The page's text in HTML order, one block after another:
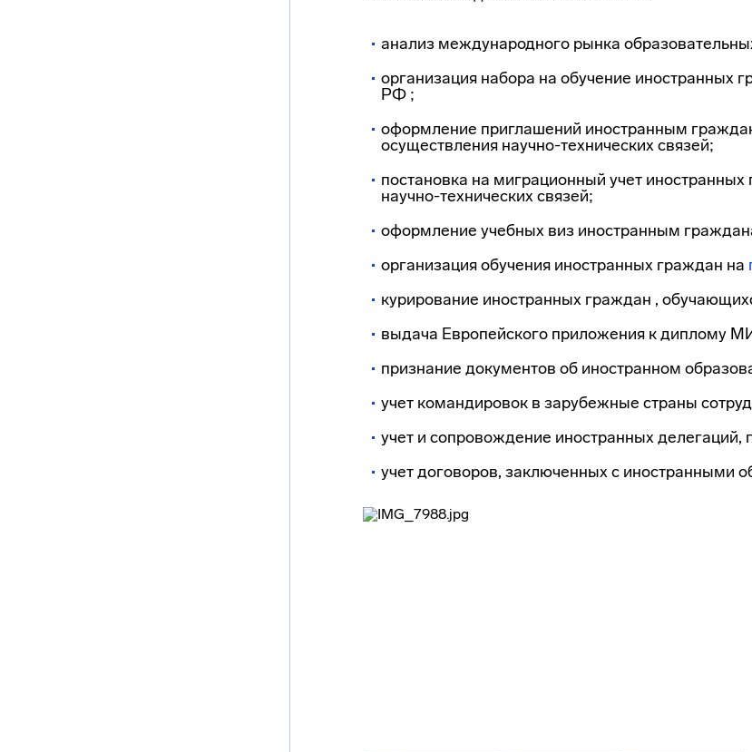
анализ международного рынка
организация набора на обучение иностранных
РФ ;
оформление приглашений иностранным
осуществления научно-технических связей;
постановка на миграционный учет
научно-технических связей;
оформление учебных виз иностранным
организация обучения иностранных граждан на
курирование иностранных граждан ,
выдача Европейского приложения к диплому
признание документов об иностранном
учет командировок в зарубежные страны
учет и сопровождение иностранных
учет договоров, заключенных с иностранными